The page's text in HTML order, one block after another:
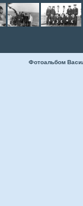
Фотоальбом